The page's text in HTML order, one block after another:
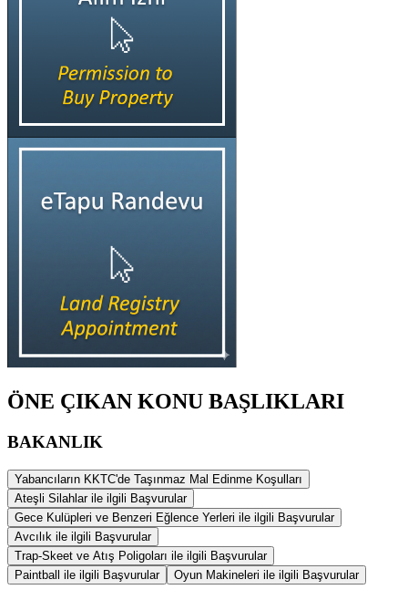
ÖNE ÇIKAN KONU BAŞLIKLARI
BAKANLIK
Yabancıların KKTC'de Taşınmaz Mal Edinme Koşulları
Ateşli Silahlar ile ilgili Başvurular
Gece Kulüpleri ve Benzeri Eğlence Yerleri ile ilgili Başvurular
Avcılık ile ilgili Başvurular
Trap-Skeet ve Atış Poligoları ile ilgili Başvurular
Paintball ile ilgili Başvurular
Oyun Makineleri ile ilgili Başvurular